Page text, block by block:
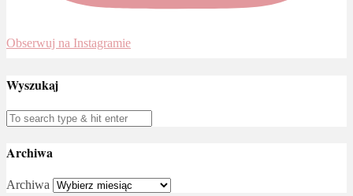
Obserwuj na Instagramie
Wyszukaj
Archiwa
Archiwa